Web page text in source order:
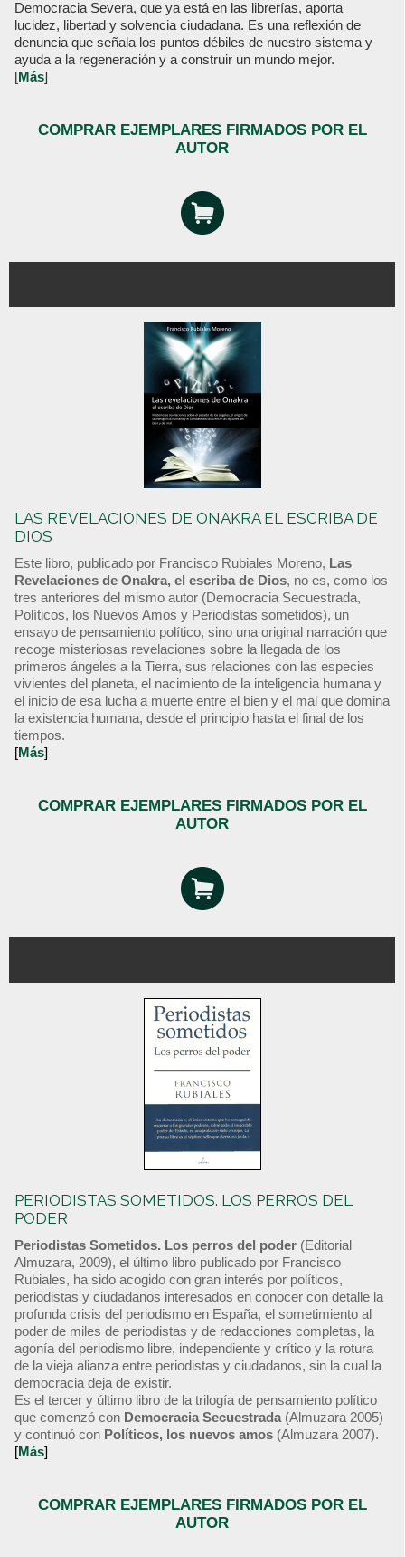
Democracia Severa, que ya está en las librerías, aporta
lucidez, libertad y solvencia ciudadana. Es una reflexión de
denuncia que señala los puntos débiles de nuestro sistema y
ayuda a la regeneración y a construir un mundo mejor.
[Más]
COMPRAR EJEMPLARES FIRMADOS POR EL
AUTOR
LAS REVELACIONES DE ONAKRA EL ESCRIBA DE
DIOS
Este libro, publicado por Francisco Rubiales Moreno, Las
Revelaciones de Onakra, el escriba de Dios, no es, como los
tres anteriores del mismo autor (Democracia Secuestrada,
Políticos, los Nuevos Amos y Periodistas sometidos), un
ensayo de pensamiento político, sino una original narración que
recoge misteriosas revelaciones sobre la llegada de los
primeros ángeles a la Tierra, sus relaciones con las especies
vivientes del planeta, el nacimiento de la inteligencia humana y
el inicio de esa lucha a muerte entre el bien y el mal que domina
la existencia humana, desde el principio hasta el final de los
tiempos.
[Más]
COMPRAR EJEMPLARES FIRMADOS POR EL
AUTOR
PERIODISTAS SOMETIDOS. LOS PERROS DEL
PODER
Periodistas Sometidos. Los perros del poder (Editorial
Almuzara, 2009), el último libro publicado por Francisco
Rubiales, ha sido acogido con gran interés por políticos,
periodistas y ciudadanos interesados en conocer con detalle la
profunda crisis del periodismo en España, el sometimiento al
poder de miles de periodistas y de redacciones completas, la
agonía del periodismo libre, independiente y crítico y la rotura
de la vieja alianza entre periodistas y ciudadanos, sin la cual la
democracia deja de existir.
Es el tercer y último libro de la trilogía de pensamiento político
que comenzó con Democracia Secuestrada (Almuzara 2005)
y continuó con Políticos, los nuevos amos (Almuzara 2007).
[Más]
COMPRAR EJEMPLARES FIRMADOS POR EL
AUTOR